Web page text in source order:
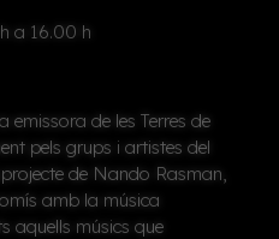
a 16.00 h
emissora de les Terres de
pels grups i artistes del
de Nando Rasman
amb la música
aquells músics que